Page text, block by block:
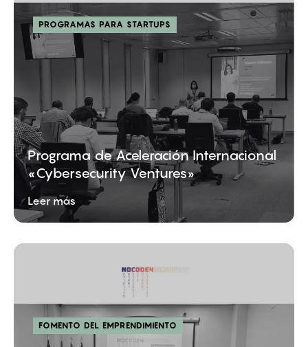
PROGRAMAS PARA STARTUPS
Programa de Aceleración Internacional
«Cybersecurity Ventures»
Leer más
FOMENTO DEL EMPRENDIMIENTO